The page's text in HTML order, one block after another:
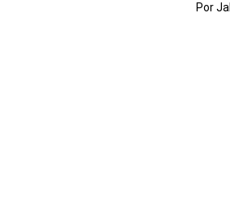
Por